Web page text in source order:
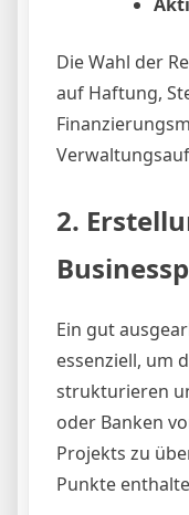
Die Wahl der
auf Haftung,
2.
Ein gut
essenziell, um
strukturieren
oder Banken
Projekts zu
Punkte